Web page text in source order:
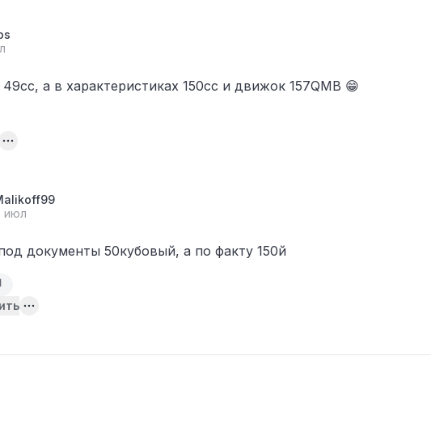
49сс, а в характеристиках 150сс и движок 157QMB 😁
июл
документы 50кубовый, а по факту 150й